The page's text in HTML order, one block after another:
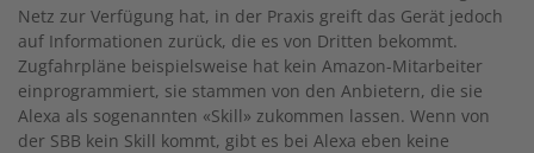
Netz zur Verfügung hat, in der Praxis greift das Gerät jedoch
auf Informationen zurück, die es von Dritten bekommt.
Zugfahrpläne beispielsweise hat kein Amazon-Mitarbeiter
einprogrammiert, sie stammen von den Anbietern, die sie
Alexa als sogenannten «Skill» zukommen lassen. Wenn von
der SBB kein Skill kommt, gibt es bei Alexa eben keine